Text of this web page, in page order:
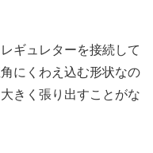
ギュレターを接続して
にくわえ込む形状なの
きく張り出すことがな